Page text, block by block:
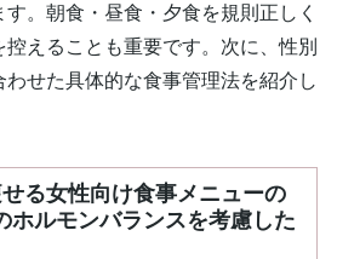
。朝食・昼食・夕食を規則正しく
えることも重要です。次に、性別
せた具体的な食事管理法を紹介し
る女性向け食事メニューの
ホルモンバランスを考慮した